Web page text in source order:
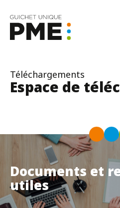
DE
Téléchargements
Espace de
Documents et
utiles